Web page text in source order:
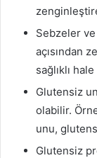
Sebzeler
açısından
sağlıklı
Glutensiz
olabilir.
unu,
Glutensiz